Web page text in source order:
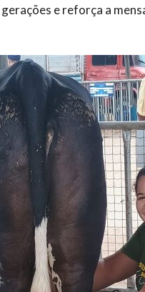
e reforça a